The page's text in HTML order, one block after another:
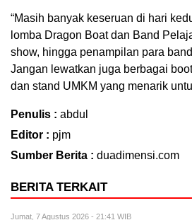
“Masih banyak keseruan di hari
lomba Dragon Boat dan Band
show, hingga penampilan para
Jangan lewatkan juga berbagai
dan stand UMKM yang menarik
Penulis : abdul
Editor : pjm
Sumber Berita : duadimensi.com
BERITA TERKAIT
Jumat, 7 Agustus 2026 - 21:41 WIB